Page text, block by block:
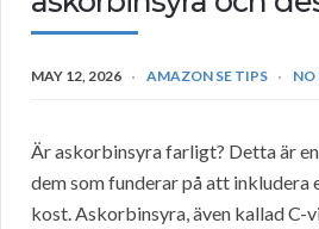
MAY 12, 2026 AMAZON SE TIPS NO
Är askorbinsyra farligt? Detta är
dem som funderar på att inkludera
kost. Askorbinsyra, även kallad C-